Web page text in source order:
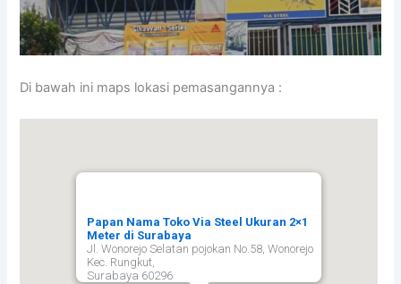
Di bawah ini maps lokasi pemasangannya :
Papan Nama Toko Via Steel Ukuran 2×1
Meter di Surabaya
Jl. Wonorejo Selatan pojokan No.58, Wonorejo
Kec. Rungkut,
Surabaya 60296